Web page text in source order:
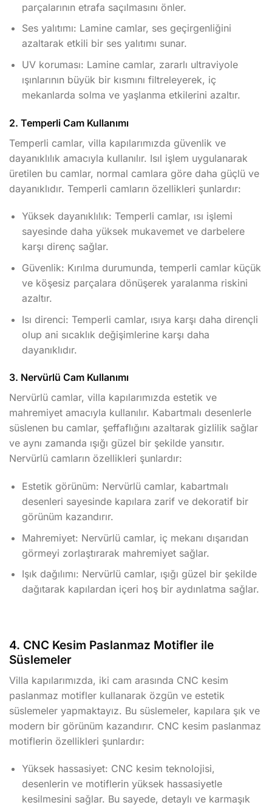
parçalarının etrafa saçılmasını önler.
Ses yalıtımı: Lamine camlar, ses geçirgenliğini
azaltarak etkili bir ses yalıtımı sunar.
UV koruması: Lamine camlar, zararlı ultraviyole
ışınlarının büyük bir kısmını filtreleyerek, iç
mekanlarda solma ve yaşlanma etkilerini azaltır.
2. Temperli Cam Kullanımı
Temperli camlar, villa kapılarımızda güvenlik ve
dayanıklılık amacıyla kullanılır. Isıl işlem uygulanarak
üretilen bu camlar, normal camlara göre daha güçlü ve
dayanıklıdır. Temperli camların özellikleri şunlardır:
Yüksek dayanıklılık: Temperli camlar, ısı işlemi
sayesinde daha yüksek mukavemet ve darbelere
karşı direnç sağlar.
Güvenlik: Kırılma durumunda, temperli camlar küçük
ve köşesiz parçalara dönüşerek yaralanma riskini
azaltır.
Isı direnci: Temperli camlar, ısıya karşı daha dirençli
olup ani sıcaklık değişimlerine karşı daha
dayanıklıdır.
3. Nervürlü Cam Kullanımı
Nervürlü camlar, villa kapılarımızda estetik ve
mahremiyet amacıyla kullanılır. Kabartmalı desenlerle
süslenen bu camlar, şeffaflığını azaltarak gizlilik sağlar
ve aynı zamanda ışığı güzel bir şekilde yansıtır.
Nervürlü camların özellikleri şunlardır:
Estetik görünüm: Nervürlü camlar, kabartmalı
desenleri sayesinde kapılara zarif ve dekoratif bir
görünüm kazandırır.
Mahremiyet: Nervürlü camlar, iç mekanı dışarıdan
görmeyi zorlaştırarak mahremiyet sağlar.
Işık dağılımı: Nervürlü camlar, ışığı güzel bir şekilde
dağıtarak kapılardan içeri hoş bir aydınlatma sağlar.
4. CNC Kesim Paslanmaz Motifler ile
Süslemeler
Villa kapılarımızda, iki cam arasında CNC kesim
paslanmaz motifler kullanarak özgün ve estetik
süslemeler yapmaktayız. Bu süslemeler, kapılara şık ve
modern bir görünüm kazandırır. CNC kesim paslanmaz
motiflerin özellikleri şunlardır:
Yüksek hassasiyet: CNC kesim teknolojisi,
desenlerin ve motiflerin yüksek hassasiyetle
kesilmesini sağlar. Bu sayede, detaylı ve karmaşık